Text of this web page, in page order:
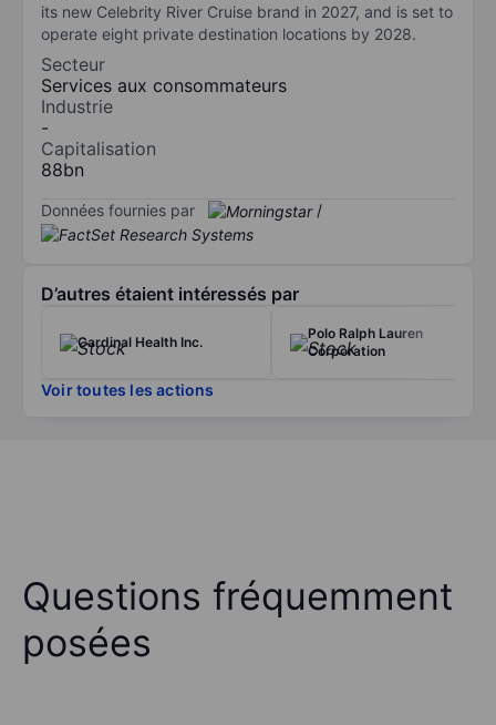
its new Celebrity River Cruise brand in 2027, and is set to
operate eight private destination locations by 2028.
Secteur
Services aux consommateurs
Industrie
-
Capitalisation
88bn
Données fournies par /
D’autres étaient intéressés par
Cardinal Health Inc.
Polo Ralph Lauren
Corporation
Voir toutes les actions
Questions fréquemment
posées